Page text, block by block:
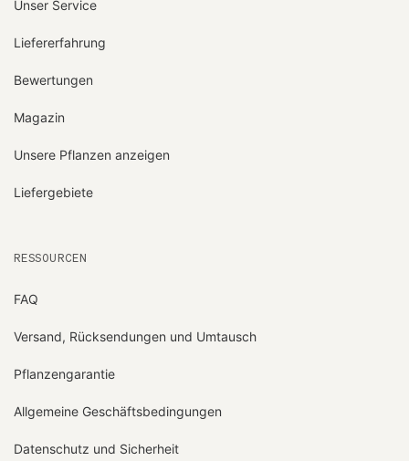
Unser Service
Liefererfahrung
Bewertungen
Magazin
Unsere Pflanzen anzeigen
Liefergebiete
RESSOURCEN
FAQ
Versand, Rücksendungen und Umtausch
Pflanzengarantie
Allgemeine Geschäftsbedingungen
Datenschutz und Sicherheit